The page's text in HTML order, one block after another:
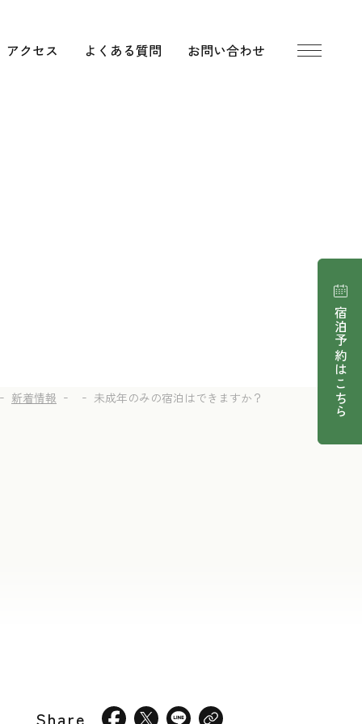
アクセス よくある質問 お問い合わせ
宿泊予約はこちら
新着情報 未成年のみの宿泊はできますか？
Share